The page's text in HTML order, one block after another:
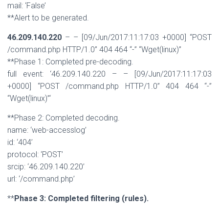
mail: ‘False’
**Alert to be generated.
46.209.140.220 – – [09/Jun/2017:11:17:03 +0000] “POST
/command.php HTTP/1.0” 404 464 “-” “Wget(linux)”
**Phase 1: Completed pre-decoding.
full event: ‘46.209.140.220 – – [09/Jun/2017:11:17:03
+0000] “POST /command.php HTTP/1.0” 404 464 “-”
“Wget(linux)”‘
**Phase 2: Completed decoding.
name: ‘web-accesslog’
id: ‘404’
protocol: ‘POST’
srcip: ‘46.209.140.220’
url: ‘/command.php’
**Phase 3: Completed filtering (rules).